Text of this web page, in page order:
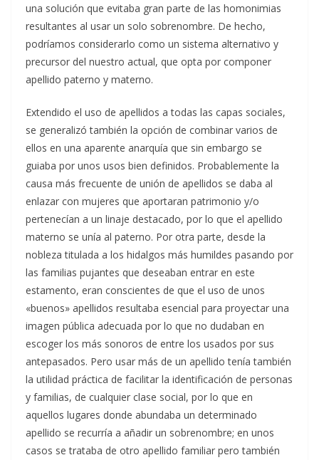
una solución que evitaba gran parte de las homonimias
resultantes al usar un solo sobrenombre. De hecho,
podríamos considerarlo como un sistema alternativo y
precursor del nuestro actual, que opta por componer
apellido paterno y materno.
Extendido el uso de apellidos a todas las capas sociales,
se generalizó también la opción de combinar varios de
ellos en una aparente anarquía que sin embargo se
guiaba por unos usos bien definidos. Probablemente la
causa más frecuente de unión de apellidos se daba al
enlazar con mujeres que aportaran patrimonio y/o
pertenecían a un linaje destacado, por lo que el apellido
materno se unía al paterno. Por otra parte, desde la
nobleza titulada a los hidalgos más humildes pasando por
las familias pujantes que deseaban entrar en este
estamento, eran conscientes de que el uso de unos
«buenos» apellidos resultaba esencial para proyectar una
imagen pública adecuada por lo que no dudaban en
escoger los más sonoros de entre los usados por sus
antepasados. Pero usar más de un apellido tenía también
la utilidad práctica de facilitar la identificación de personas
y familias, de cualquier clase social, por lo que en
aquellos lugares donde abundaba un determinado
apellido se recurría a añadir un sobrenombre; en unos
casos se trataba de otro apellido familiar pero también